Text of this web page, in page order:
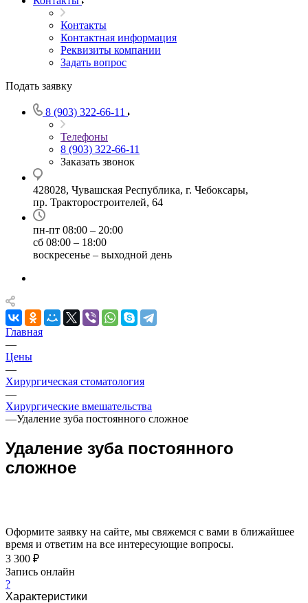
Контакты
Контактная информация
Реквизиты компании
Задать вопрос
Подать заявку
8 (903) 322-66-11
Телефоны
8 (903) 322-66-11
Заказать звонок
428028, Чувашская Республика, г. Чебоксары,
пр. Тракторостроителей, 64
пн-пт 08:00 – 20:00
сб 08:00 – 18:00
воскресенье – выходной день
Главная
—
Цены
—
Хирургическая стоматология
—
Хирургические вмешательства
—Удаление зуба постоянного сложное
Удаление зуба постоянного
сложное
Оформите заявку на сайте, мы свяжемся с вами в ближайшее
время и ответим на все интересующие вопросы.
3 300 ₽
Запись онлайн
?
Характеристики